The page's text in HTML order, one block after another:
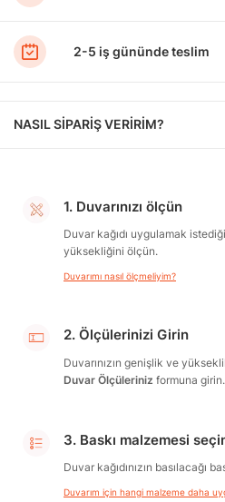
2-5 iş gününde teslim
NASIL SİPARİŞ VERİRİM?
1. Duvarınızı ölçün
Duvar kağıdı uygulamak
yüksekliğini ölçün.
Duvarımı nasıl ölçmeliyim?
2. Ölçülerinizi Girin
Duvarınızın genişlik ve
Duvar Ölçüleriniz formuna girin.
3. Baskı malzemesi
Duvar kağıdınızın basılacağı
Duvarım için hangi malzeme daha